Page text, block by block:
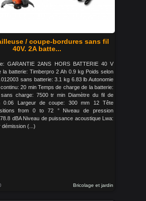
/ coupe-bordures sans fil
40V. 2A batte...
GARANTIE 2ANS HORS BATTERIE 40 V
la batterie: Timberpro 2 Ah 0.9 kg Poids selon
sans batterie: 3.1 kg 6.83 lb Autonomie
20 min Temps de charge de la batterie:
charge: 7500 tr min Diamètre du fil de
0.06 Largeur de coupe: 300 mm 12 Tête
from 0 to 72 ° Niveau de pression
dBA Niveau de puissance acoustique Lwa:
démission (...)
Bricolage et jardin